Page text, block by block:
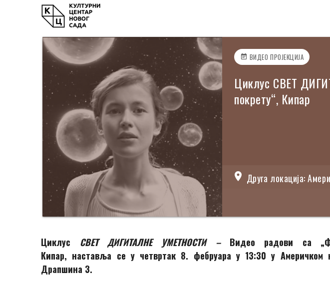
event_note ВИДЕО ПРОЈЕКЦИЈА
Циклус СВЕТ
покрету“, Кипар
location_on Друга локација:
Циклус СВЕТ ДИГИТАЛНЕ УМЕТНОСТИ – Видео радови са
Кипар, наставља се у четвртак 8. фебруара у 13:30 у Америчком
Драпшина 3.